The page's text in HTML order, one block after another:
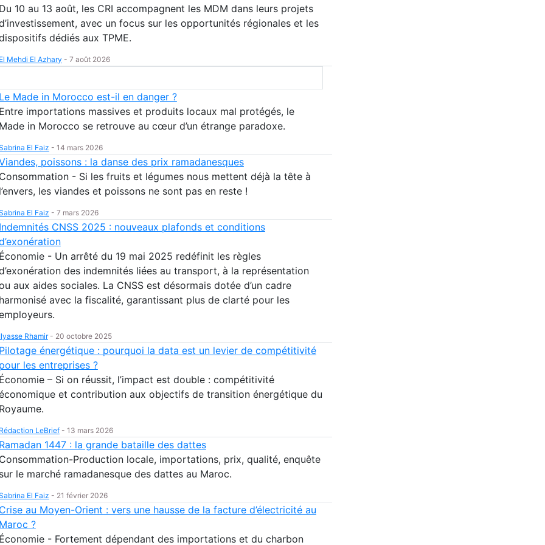
Du 10 au 13 août, les CRI accompagnent les MDM dans leurs projets
avec un focus sur les opportunités régionales et les
dédiés aux TPME.
El Mehdi El Azhary - 7 août 2026
Le Made in Morocco est-il en danger ?
Entre importations massives et produits locaux mal protégés, le
Made in Morocco se retrouve au cœur d’un étrange paradoxe.
El Faiz - 14 mars 2026
poissons : la danse des prix ramadanesques
Consommation - Si les fruits et légumes nous mettent déjà la tête à
l’envers, les viandes et poissons ne sont pas en reste !
El Faiz - 7 mars 2026
Indemnités CNSS 2025 : nouveaux plafonds et conditions
Économie - Un arrêté du 19 mai 2025 redéfinit les règles
des indemnités liées au transport, à la représentation
aux aides sociales. La CNSS est désormais dotée d’un cadre
harmonisé avec la fiscalité, garantissant plus de clarté pour les
Ilyasse Rhamir- 20 octobre 2025
Pilotage énergétique : pourquoi la data est un levier de compétitivité
pour les entreprises ?
Économie – Si on réussit, l’impact est double : compétitivité
et contribution aux objectifs de transition énergétique du
Royaume.
Rédaction LeBrief- 13 mars 2026
Ramadan 1447 : la grande bataille des dattes
Consommation-Production locale, importations, prix, qualité, enquête
sur le marché ramadanesque des dattes au Maroc.
El Faiz - 21 février 2026
Crise au Moyen-Orient : vers une hausse de la facture d’électricité au
Maroc ?
Économie - Fortement dépendant des importations et du charbon